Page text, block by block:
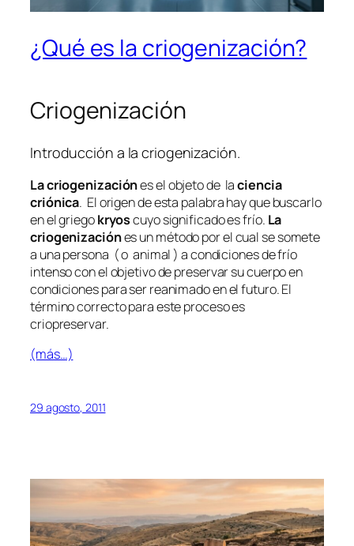
¿Qué es la criogenización?
Criogenización
Introducción a la criogenización.
La criogenizaciónes el objeto de laciencia
criónica. El origen de esta palabra hay que buscarlo
en el griegokryoscuyo significado es frío. La
criogenizaciónes un método por el cual se somete
a una persona ( o animal ) a condiciones de frío
intenso con el objetivo de preservar su cuerpo en
condiciones para ser reanimado en el futuro. El
término correcto para este proceso es
criopreservar.
(más…)
29 agosto, 2011